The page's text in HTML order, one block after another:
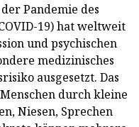
Pandemie des
19) hat weltweit
und psychischen
medizinisches
ausgesetzt. Das
durch kleine
Niesen, Sprechen